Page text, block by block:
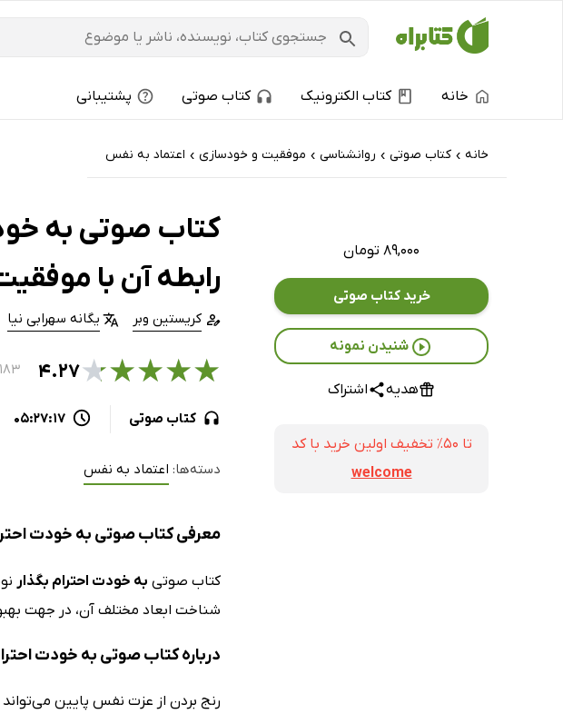
خانه کتاب الکترونیک کتاب صوتی پشتیبانی
خانه › کتاب‌ صوتی › روانشناسی › موفقیت و خودسازی › اعتماد به نفس
۸۹,۰۰۰ تومان
خرید کتاب صوتی
شنیدن نمونه
هدیه اشتراک
تا ۵۰٪ تخفیف اولین خرید با کد
welcome
کتاب صوتی به
رابطه آن با
کریستین وبر یگانه سهرابی نیا
★
★
★
★
★۴.۲۷ ۱۸۳ رای
کتاب صوتی 05:27:17
دسته‌ها: اعتماد به نفس
معرفی کتاب صوتی به خودت
کتاب صوتی به خودت احترام بگذار
شناخت ابعاد مختلف آن، در جهت
درباره کتاب صوتی به خودت
رنج بردن از عزت نفس پایین